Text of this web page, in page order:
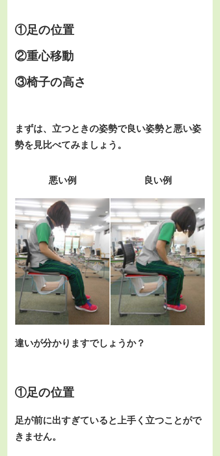
①足の位置
②重心移動
③椅子の高さ
まずは、立つときの姿勢で良い姿勢と悪い姿
勢を見比べてみましょう。
悪い例 良い例
違いが分かりますでしょうか？
①足の位置
足が前に出すぎていると上手く立つことがで
きません。